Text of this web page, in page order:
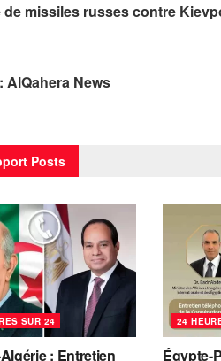
de missiles russes contre Kiev
AlQahera News
Posts
SUR 24
: Entretien
24
Égypte-